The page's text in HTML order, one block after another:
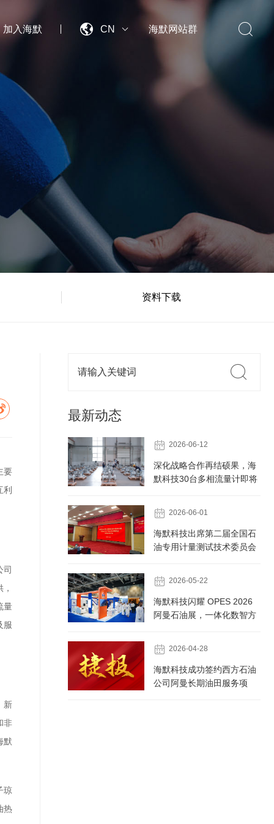
加入海默  CN 海默网站群 
资料下载
要
司
量
服
新
非
默
琼
热
最新动态
 2026-06-12
深化战略合作再结硕果，海
默科技30台多相流量计即将
 2026-06-01
海默科技出席第二届全国石
油专用计量测试技术委员会
 2026-05-22
海默科技闪耀 OPES 2026
阿曼石油展，一体化数智方
 2026-04-28
海默科技成功签约西方石油
公司阿曼长期油田服务项